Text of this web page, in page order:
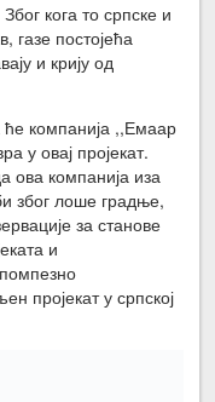
кога то српске и
газе постојећа
и крију од
ће компанија ,,Емаар
у овај пројекат.
ова компанија иза
због лоше градње,
за станове
и
пројекат у српској